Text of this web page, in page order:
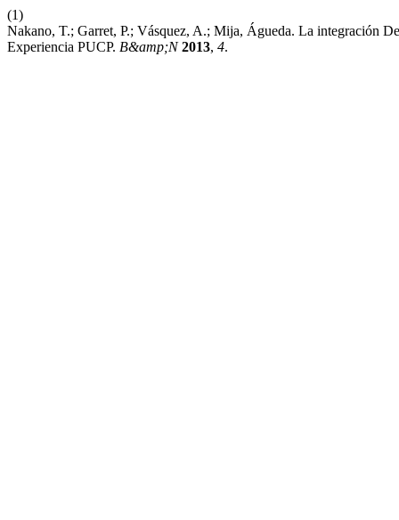
(1)
Nakano, T.; Garret, P.; Vásquez, A.; Mija, Águeda. La integración
Experiencia PUCP. B&amp;N 2013, 4.